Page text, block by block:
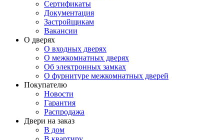
Сертификаты
Документация
Застройщикам
Вакансии
О дверях
О входных дверях
О межкомнатных дверях
Об электронных замках
О фурнитуре межкомнатных дверей
Покупателю
Новости
Гарантия
Распродажа
Двери на заказ
В дом